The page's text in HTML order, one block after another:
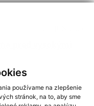
používame na zlepšenie
stránok, na to, aby sme
26. JÚN 2026